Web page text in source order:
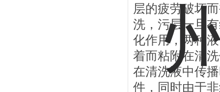
层的疲劳破坏
洗，污层一旦
化作用，两种
着而粘附在清
在清洗液中传
件，同时由于